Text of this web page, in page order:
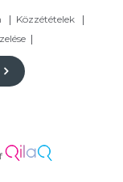
Közzétételek